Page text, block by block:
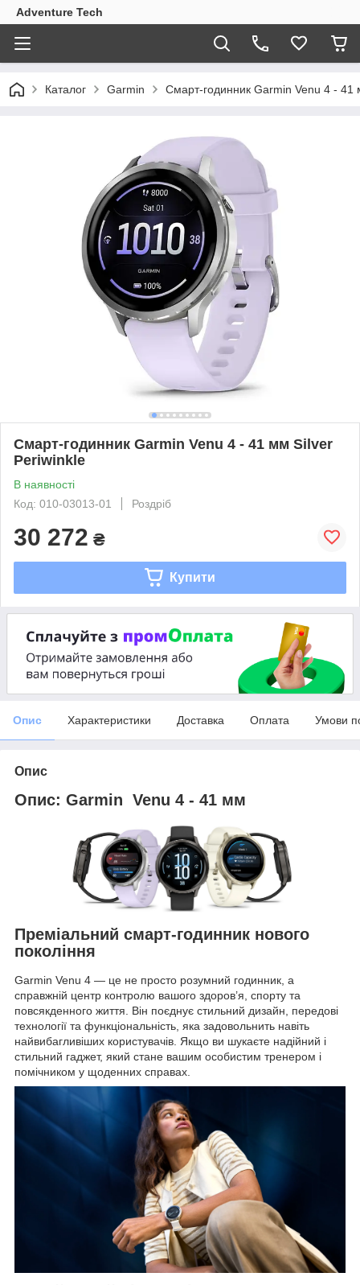
Adventure Tech
Каталог Garmin Смарт-годинник Garmin Venu 4 - 41
Смарт-годинник Garmin Venu 4 - 41 мм Silver
Periwinkle
В наявності
Код: 010-03013-01
Роздріб
30 272 ₴
Купити
Опис Характеристики Доставка Оплата Умови
Опис
Опис: Garmin Venu 4 - 41 мм
Преміальний смарт-годинник нового
покоління
Garmin Venu 4 — це не просто розумний годинник, а
справжній центр контролю вашого здоров’я, спорту та
повсякденного життя. Він поєднує стильний дизайн, передові
технології та функціональність, яка задовольнить навіть
найвибагливіших користувачів. Якщо ви шукаєте надійний і
стильний гаджет, який стане вашим особистим тренером і
помічником у щоденних справах.